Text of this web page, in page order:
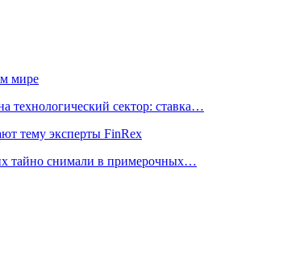
мире
технологический сектор: ставка…
тему эксперты FinRex
тайно снимали в примерочных…